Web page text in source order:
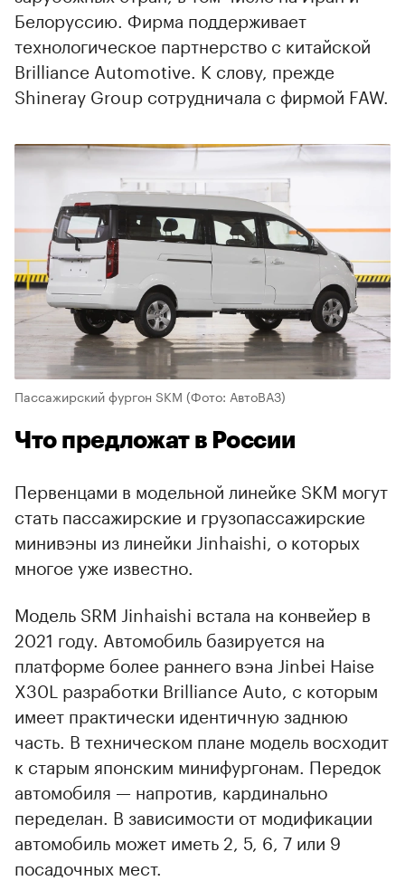
Белоруссию. Фирма поддерживает
технологическое партнерство с китайской
Brilliance Automotive. К слову, прежде
Shineray Group сотрудничала с фирмой FAW.
Пассажирский фургон SKM (Фото: АвтоВАЗ)
Что предложат в России
Первенцами в модельной линейке SKM могут
стать пассажирские и грузопассажирские
минивэны из линейки Jinhaishi, о которых
многое уже известно.
Модель SRM Jinhaishi встала на конвейер в
2021 году. Автомобиль базируется на
платформе более раннего вэна Jinbei Haise
X30L разработки Brilliance Auto, с которым
имеет практически идентичную заднюю
часть. В техническом плане модель восходит
к старым японским минифургонам. Передок
автомобиля — напротив, кардинально
переделан. В зависимости от модификации
автомобиль может иметь 2, 5, 6, 7 или 9
посадочных мест.